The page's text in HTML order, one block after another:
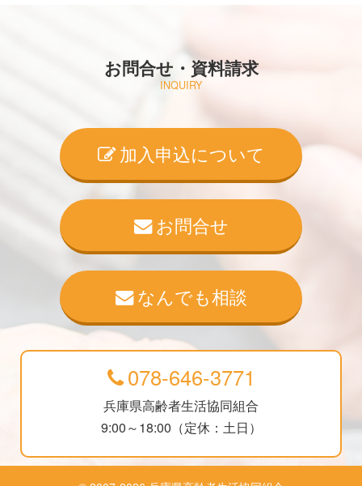
お問合せ・資料請求
INQUIRY
加入申込について
お問合せ
なんでも相談
078-646-3771
兵庫県高齢者生活協同組合
9:00～18:00（定休：土日）